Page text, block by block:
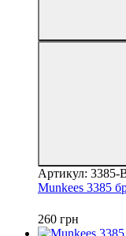
Артикул: 3385-
Munkees 3385
260 грн